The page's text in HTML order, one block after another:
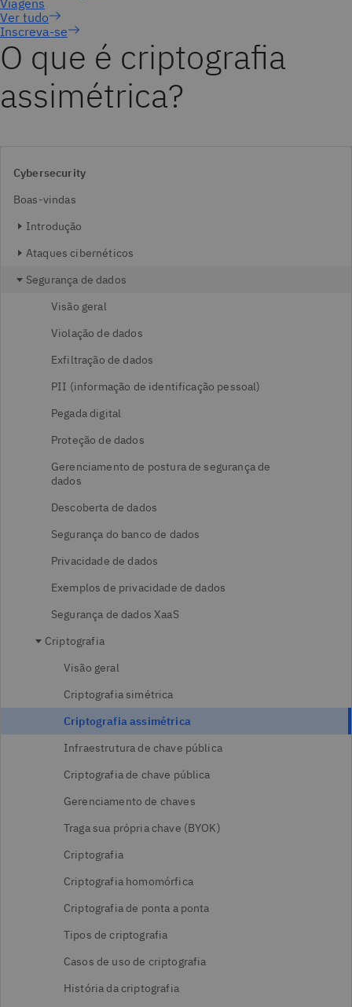
Inscreva-se
O que é criptografia
assimétrica?
Cybersecurity
Boas-vindas
Introdução
Ataques cibernéticos
Segurança de dados
Visão geral
Violação de dados
Exfiltração de dados
PII (informação de identificação pessoal)
Pegada digital
Proteção de dados
Gerenciamento de postura de segurança de
dados
Descoberta de dados
Segurança do banco de dados
Privacidade de dados
Exemplos de privacidade de dados
Segurança de dados XaaS
Criptografia
Visão geral
Criptografia simétrica
Criptografia assimétrica
Infraestrutura de chave pública
Criptografia de chave pública
Gerenciamento de chaves
Traga sua própria chave (BYOK)
Criptografia
Criptografia homomórfica
Criptografia de ponta a ponta
Tipos de criptografia
Casos de uso de criptografia
História da criptografia